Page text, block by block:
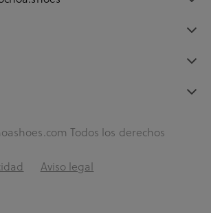
Todos los derechos
Aviso legal